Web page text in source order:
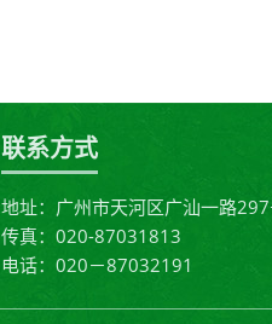
联系方式
地址：广州市天河区广汕一路
传真：020-87031813
电话：020－87032191